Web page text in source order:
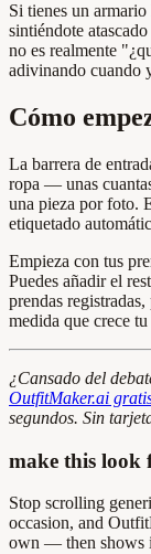
Si tienes un
sintiéndote
no es realmente
adivinando cuando
Cómo
La barrera de
ropa — unas
una pieza por foto.
etiquetado
Empieza con tus
Puedes añadir el
prendas
medida que crece
¿Cansado del
OutfitMaker.ai
segundos. Sin
make this look
Stop scrolling
occasion, and
own — then shows